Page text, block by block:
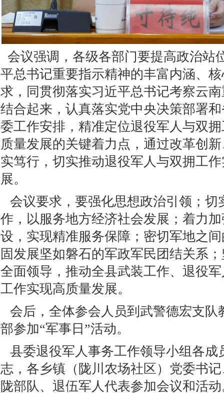
会议强调 ，各级各部门要提高政治站
平总书记重要指示精神的丰富内涵、
求，同贯彻落实习近平总书记考察云
结合起来，认真落实党中央决策部署
委工作安排，精准定位退役军人与双
质量发展的关键着力点，通过改革创
实笃行，切实推动退役军人与双拥工
展。
会议要求，要强化思想政治引领；切
作，以服务地方经济社会发展；着力
设，实现精准服务保障；密切军地之
固发展坚如磐石的军政军民团结关系
全面领导，推动全县武装工作、退役
工作实现高质量发展。
会后，全体参会人员到武警德宏支队
部参加“军事日”活动。
县委退役军人事务工作领导小组各成
志，各乡镇（陇川农场社区）党委书
陇部队、退伍军人代表参加会议和活